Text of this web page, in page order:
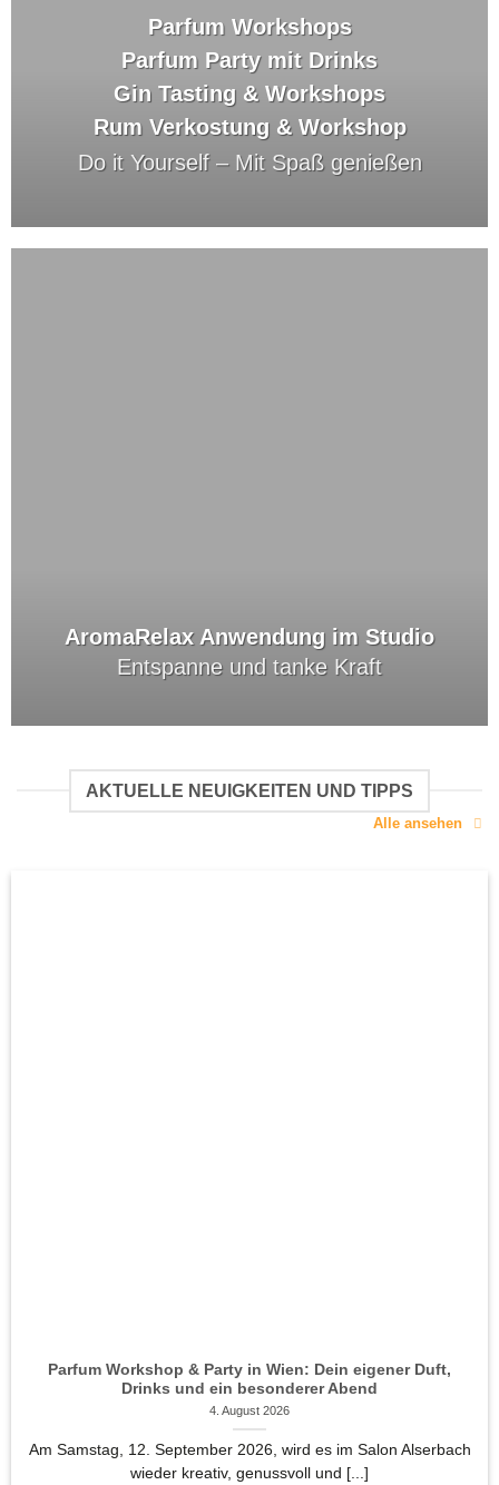
Parfum Workshops
Parfum Party mit Drinks
Gin Tasting & Workshops
Rum Verkostung & Workshop
Do it Yourself –Mit Spaß genießen
AromaRelax Anwendung im Studio
Entspanne und tanke Kraft
AKTUELLE NEUIGKEITEN UND TIPPS
Alle ansehen
Parfum Workshop & Party in Wien: Dein eigener Duft,
Drinks und ein besonderer Abend
4. August 2026
Am Samstag, 12. September 2026, wird es im Salon Alserbach
wieder kreativ, genussvoll und [...]